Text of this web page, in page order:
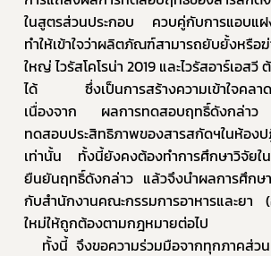
ในสูตรส่วนประกอบ ควบคู่กับการแอบแ
ทำให้เข้าใจว่าผลิตภัณฑ์สามารถยับยั้งหรือฆ่
ใหญ่ ไวรัสโคโรน่า 2019 และไวรัสอาร์เอสวี
ได้ ซึ่งเป็นการสร้างความเข้าใจคลาด
เนื่องจาก ผลการทดสอบฤทธิ์ดังกล่าว
ทดสอบประสิทธิภาพของสารสกัดฯในห้อง
เท่านั้น ทั้งนี้ยังคงต้องทำการศึกษาวิจัยใ
ยืนยันฤทธิ์ดังกล่าว แล้วจึงนำผลการศึกษ
กับสำนักงานคณะกรรมการอาหารและย
ใหม่ให้ถูกต้องตามกฎหมายต่อไป
Subscribe
เลือกหัวข้อที่ท่านต้องการ
ร้องเรียนเครื่องสำอางค์